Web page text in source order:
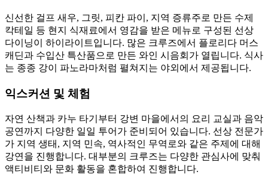
신선한 걸프 새우, 그릿, 피칸 파이, 지역 증류주로 만든 수제
칵테일 등 현지 식재료에서 영감을 받은 메뉴로 구성된 선상
다이닝이 하이라이트입니다. 많은 크루즈에서 플로리다 머스
캐딘과 수입산 특산품으로 만든 와인 시음회가 열립니다. 식사
는 종종 강이 파노라마처럼 펼쳐지는 야외에서 제공됩니다.
익스커션 및 체험
자연 산책과 카누 타기부터 강변 마을에서의 요리 교실과 음악
공연까지 다양한 일일 투어가 준비되어 있습니다. 선상 전문가
가 지역 생태, 지역 민속, 역사적인 무역로와 같은 주제에 대해
강연을 진행합니다. 대부분의 크루즈는 다양한 관심사에 맞춰
액티비티와 문화 활동을 혼합하여 진행합니다.